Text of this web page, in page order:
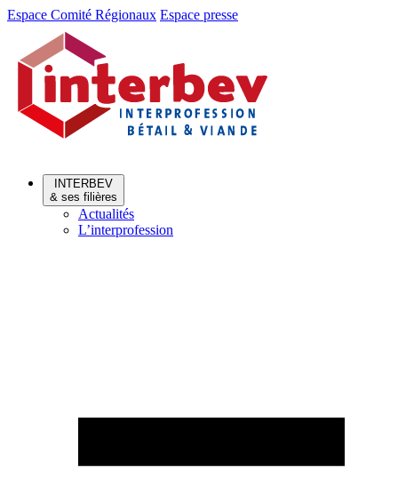
Aller
Aller
contenu
Espace Comité Régionaux Espace presse
INTERBEV
& ses filières
Actualités
L’interprofession